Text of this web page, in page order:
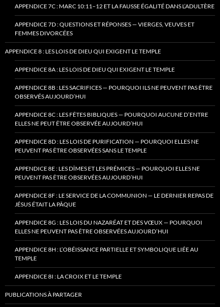
APPENDICE 7C : MARC 10:11–12 ET LA FAUSSE ÉGALITÉ DANS L’ADULTÈRE
APPENDICE 7D : QUESTIONS ET RÉPONSES — VIERGES, VEUVES ET
FEMMES DIVORCÉES
APPENDICE 8 : LES LOIS DE DIEU QUI EXIGENT LE TEMPLE
APPENDICE 8A : LES LOIS DE DIEU QUI EXIGENT LE TEMPLE
APPENDICE 8B : LES SACRIFICES — POURQUOI ILS NE PEUVENT PAS ÊTRE
OBSERVÉS AUJOURD’HUI
APPENDICE 8C : LES FÊTES BIBLIQUES — POURQUOI AUCUNE D’ENTRE
ELLES NE PEUT ÊTRE OBSERVÉE AUJOURD’HUI
APPENDICE 8D : LES LOIS DE PURIFICATION — POURQUOI ELLES NE
PEUVENT PAS ÊTRE OBSERVÉES SANS LE TEMPLE
APPENDICE 8E : LES DÎMES ET LES PRÉMICES — POURQUOI ELLES NE
PEUVENT PAS ÊTRE OBSERVÉES AUJOURD’HUI
APPENDICE 8F : LE SERVICE DE LA COMMUNION — LE DERNIER REPAS DE
JÉSUS ÉTAIT LA PÂQUE
APPENDICE 8G : LES LOIS DU NAZARÉAT ET DES VŒUX — POURQUOI
ELLES NE PEUVENT PAS ÊTRE OBSERVÉES AUJOURD’HUI
APPENDICE 8H : L’OBÉISSANCE PARTIELLE ET SYMBOLIQUE LIÉE AU
TEMPLE
APPENDICE 8I : LA CROIX ET LE TEMPLE
PUBLICATIONS À PARTAGER